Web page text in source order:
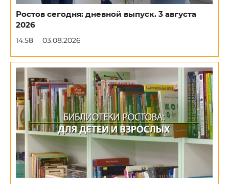
Ростов сегодня: дневной выпуск. 3 августа
2026
14:58 03.08.2026